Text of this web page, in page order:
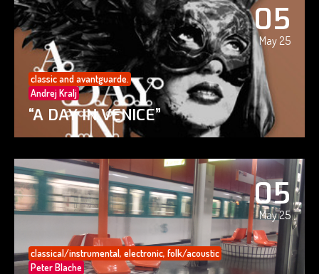
05
May 25
classic and avantguarde.
Andrej Kralj
“A DAY IN VENICE”
05
May 25
classical/instrumental, electronic, folk/acoustic
Peter Blache